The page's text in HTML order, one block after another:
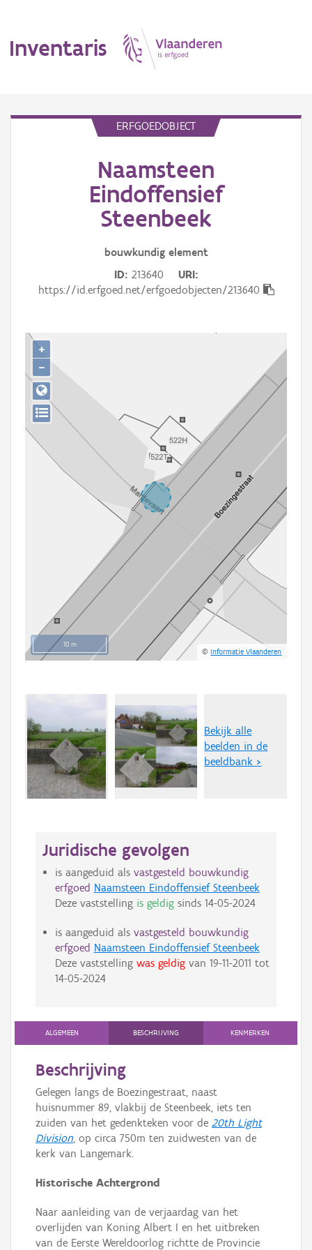
Inventaris
Gebeurtenis
Downloads
Hergebruik
Aanmelden
ERFGOEDOBJECT
Naamsteen
Eindoffensief
Steenbeek
bouwkundig element
ID 213640
URI
https://id.erfgoed.net/erfgoedobjecten/213640
10 m
©Informatie Vlaanderen
+
−
Bekijk alle
beelden in de
beeldbank >
Juridische gevolgen
is aangeduid als vastgesteld bouwkundig
erfgoed Naamsteen Eindoffensief Steenbeek
Deze vaststelling is geldigsinds 14-05-2024
is aangeduid als vastgesteld bouwkundig
erfgoed Naamsteen Eindoffensief Steenbeek
Deze vaststelling was geldigvan 19-11-2011 tot
14-05-2024
ALGEMEEN BESCHRIJVING KENMERKEN
Beschrijving
Gelegen langs de Boezingestraat, naast
huisnummer 89, vlakbij de Steenbeek, iets ten
zuiden van het gedenkteken voor de 20th Light
Division, op circa 750m ten zuidwesten van de
kerk van Langemark.
Historische Achtergrond
Naar aanleiding van de verjaardag van het
overlijden van Koning Albert I en het uitbreken
van de Eerste Wereldoorlog richtte de Provincie